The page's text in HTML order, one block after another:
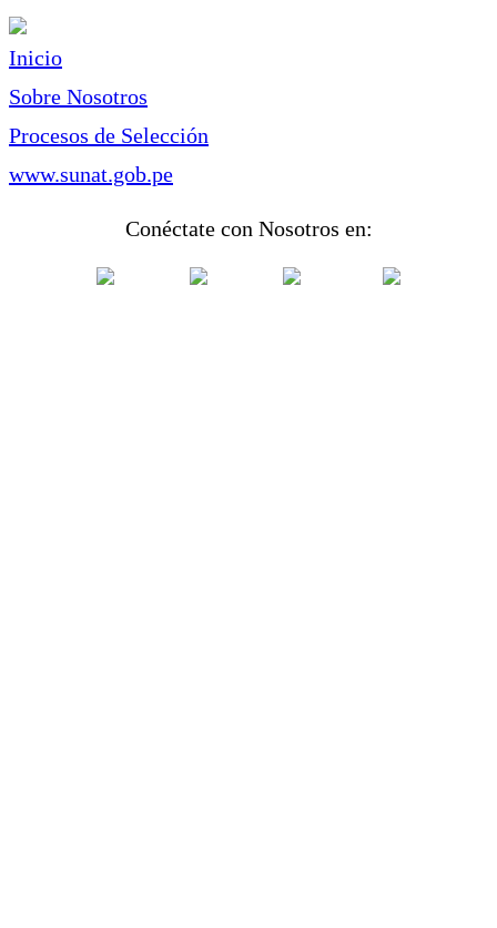
Inicio
Sobre Nosotros
Procesos de Selección
www.sunat.gob.pe
Conéctate con Nosotros en: